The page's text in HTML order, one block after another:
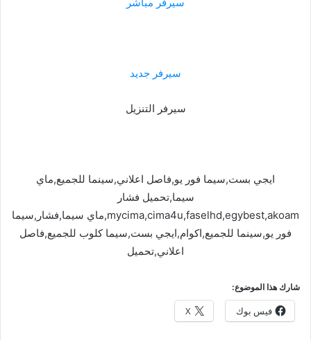
سيرفر مباشر
سيرفر جديد
سيرفر التنزيل
ايجي بست,سيما فور يو,فاصل اعلاني,سينما للجميع,ماي
سيما,تحميل فشار
mycima,cima4u,faselhd,egybest,akoam,ماي سيما,فشار,سيما
فور يو,سينما للجميع,اكوام,ايجي بست,سيما كلوب للجميع,فاصل
اعلاني,تحميل
شارك هذا الموضوع:
فيس بوك X